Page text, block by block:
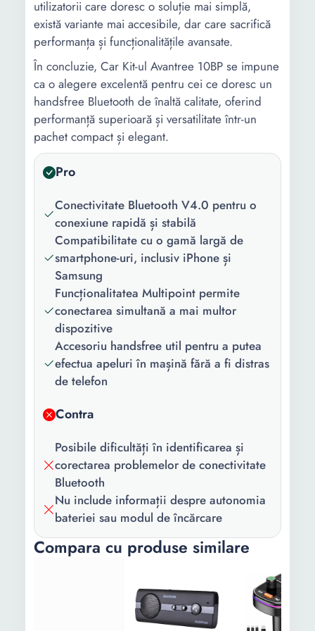
utilizatorii care doresc o soluție mai simplă,
există variante mai accesibile, dar care sacrifică
performanța și funcționalitățile avansate.
În concluzie, Car Kit-ul Avantree 10BP se impune
ca o alegere excelentă pentru cei ce doresc un
handsfree Bluetooth de înaltă calitate, oferind
performanță superioară și versatilitate într-un
pachet compact și elegant.
Pro
Conectivitate Bluetooth V4.0 pentru o
conexiune rapidă și stabilă
Compatibilitate cu o gamă largă de
smartphone-uri, inclusiv iPhone și
Samsung
Funcționalitatea Multipoint permite
conectarea simultană a mai multor
dispozitive
Accesoriu handsfree util pentru a putea
efectua apeluri în mașină fără a fi distras
de telefon
Contra
Posibile dificultăți în identificarea și
corectarea problemelor de conectivitate
Bluetooth
Nu include informații despre autonomia
bateriei sau modul de încărcare
Compara cu produse similare